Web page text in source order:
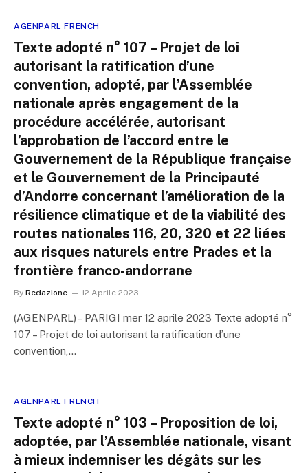
AGENPARL FRENCH
Texte adopté n° 107 – Projet de loi
autorisant la ratification d’une
convention, adopté, par l’Assemblée
nationale après engagement de la
procédure accélérée, autorisant
l’approbation de l’accord entre le
Gouvernement de la République française
et le Gouvernement de la Principauté
d’Andorre concernant l’amélioration de la
résilience climatique et de la viabilité des
routes nationales 116, 20, 320 et 22 liées
aux risques naturels entre Prades et la
frontière franco-andorrane
By Redazione 12 Aprile 2023
(AGENPARL) – PARIGI mer 12 aprile 2023 Texte adopté n°
107 – Projet de loi autorisant la ratification d’une
convention,…
AGENPARL FRENCH
Texte adopté n° 103 – Proposition de loi,
adoptée, par l’Assemblée nationale, visant
à mieux indemniser les dégâts sur les